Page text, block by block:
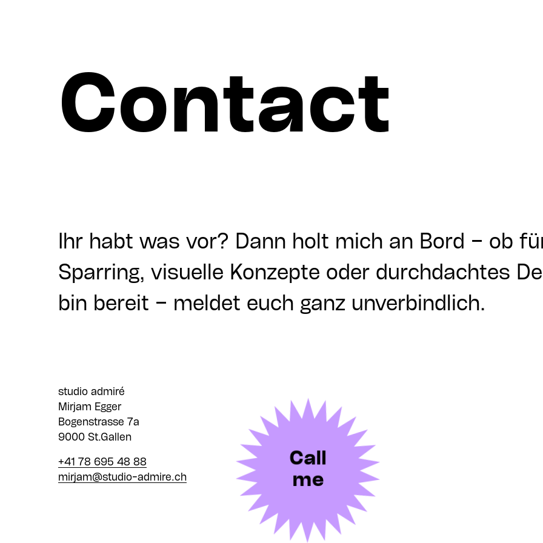
Contact
Ihr habt was vor? Dann holt mich an Bord – ob
Sparring, visuelle Konzepte oder durchdachtes
bin bereit – meldet euch ganz unverbindlich.
studio admiré
Mirjam Egger
Bogenstrasse 7a
9000 St.Gallen
+41 78 695 48 88
mirjam@studio-admire.ch
Call
me